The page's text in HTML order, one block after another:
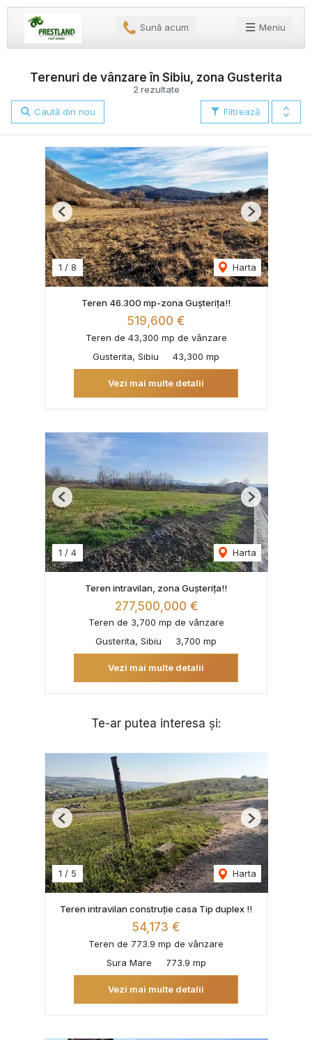
Sună acum Meniu
2 rezultate
Terenuri de vânzare în Sibiu, zona Gusterita
Filtrează
Caută din nou
1 / 8 Harta
Previous Next
Teren 46.300 mp-zona Gușterița!!
519,600 €
Teren de 43,300 mp de vânzare
Gusterita, Sibiu
43,300 mp
Vezi mai multe detalii
1 / 4 Harta
Previous Next
Teren intravilan, zona Gușterița!!
277,500,000 €
Teren de 3,700 mp de vânzare
Gusterita, Sibiu
3,700 mp
Vezi mai multe detalii
Te-ar putea interesa și:
1 / 5 Harta
Previous Next
Teren intravilan construție casa Tip duplex !!
54,173 €
Teren de 773.9 mp de vânzare
Sura Mare
773.9 mp
Vezi mai multe detalii